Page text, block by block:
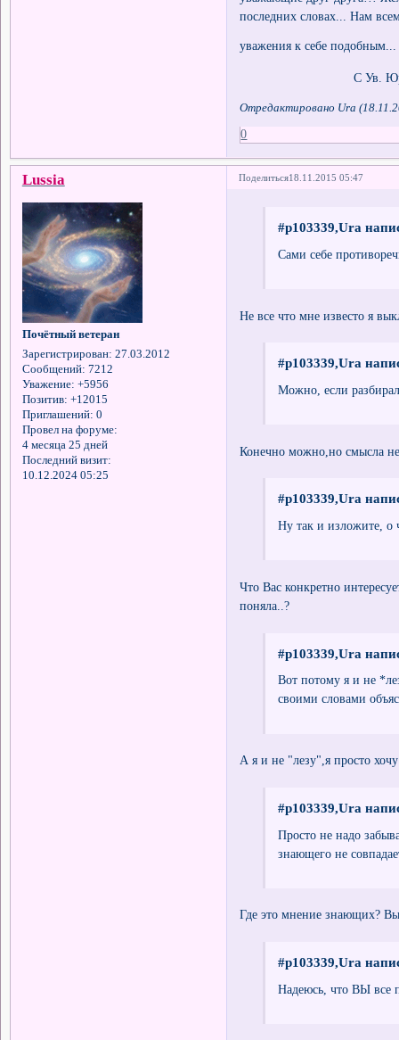
последних словах... Нам
уважения к себе
С Ув.
Отредактировано Ura
0
Поделиться18.11.2015 05:47
Lussia
Почётный ветеран
Зарегистрирован: 27.03.2012
Сообщений: 7212
Уважение: +5956
Позитив: +12015
Приглашений: 0
Провел на форуме:
4 месяца 25 дней
Последний визит:
10.12.2024 05:25
#p103339,Ura
Сами себе
Не все что мне известо я
#p103339,Ura
Можно, если
Конечно можно,но смысла
#p103339,Ura
Ну так и изложите, о
Что Вас конкретно
поняла..?
#p103339,Ura
Вот потому я и не
своими словами
А я и не "лезу",я просто
#p103339,Ura
Просто не надо
знающего не
Где это мнение знающих?
#p103339,Ura
Надеюсь, что ВЫ все